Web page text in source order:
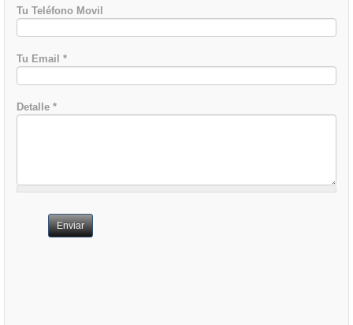
Tu Teléfono Movil
Tu Email *
Detalle *
Enviar